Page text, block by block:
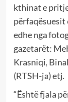
kthinat e
përfaqësuesit
edhe nga
gazetarët:
Krasniqi,
(RTSH-ja) etj.
“Është fjala